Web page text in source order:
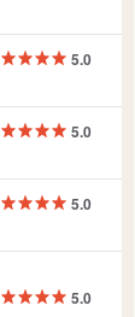
5.0
5.0
5.0
5.0